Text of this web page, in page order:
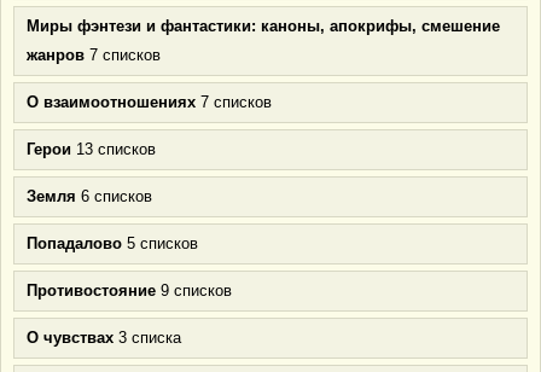
Миры фэнтези и фантастики: каноны, апокрифы, смешение
жанров 7 списков
О взаимоотношениях 7 списков
Герои 13 списков
Земля 6 списков
Попадалово 5 списков
Противостояние 9 списков
О чувствах 3 списка